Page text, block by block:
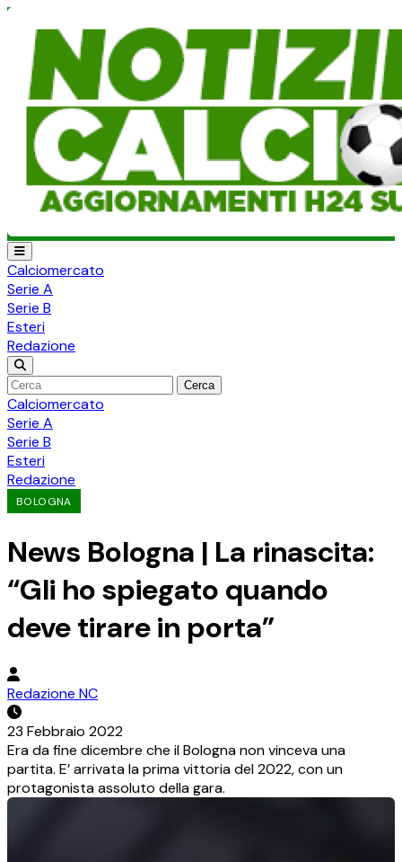
Calciomercato
Serie A
Serie B
Esteri
Redazione
Cerca
Calciomercato
Serie A
Serie B
Esteri
Redazione
BOLOGNA
News Bologna | La rinascita:
“Gli ho spiegato quando
deve tirare in porta”
Redazione NC
23 Febbraio 2022
Era da fine dicembre che il Bologna non vinceva una
partita. E’ arrivata la prima vittoria del 2022, con un
protagonista assoluto della gara.